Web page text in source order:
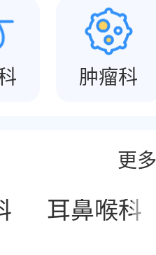
肿瘤科
更多
耳鼻喉科